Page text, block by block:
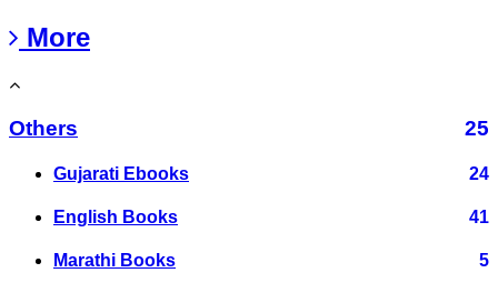
More
Others 25
Gujarati Ebooks 24
English Books 41
Marathi Books 5